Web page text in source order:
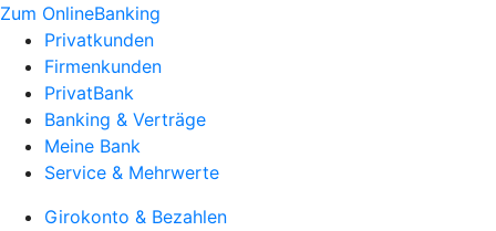
Zum OnlineBanking
Privatkunden
Firmenkunden
PrivatBank
Banking & Verträge
Meine Bank
Service & Mehrwerte
Girokonto & Bezahlen